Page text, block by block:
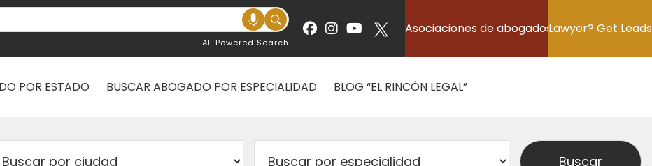
AI-Powered Search
Asociaciones de abogadosLawyer? Get Leads
POR ESTADO BUSCAR ABOGADO POR ESPECIALIDAD BLOG “EL RINCÓN LEGAL”